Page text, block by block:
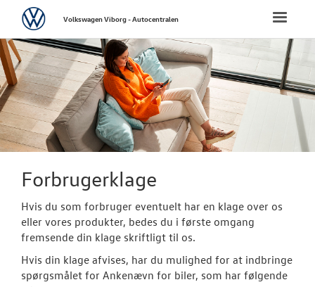
FORSIDE
NYE
NYE VAREBILER
BRUGTE BILER
SKADECENTER
Toggle
VolkswagenVolkswagen Viborg - Autocentralen
Forbrugerklage
Hvis du som forbruger eventuelt har en klage over os
eller vores produkter, bedes du i første omgang
fremsende din klage skriftligt til os.
Hvis din klage afvises, har du mulighed for at indbringe
spørgsmålet for Ankenævn for biler, som har følgende